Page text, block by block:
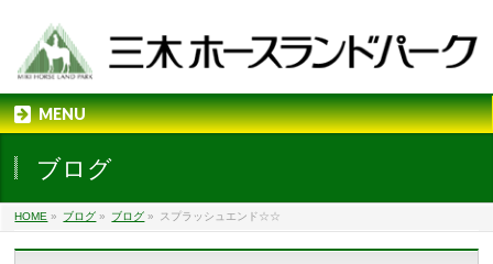
MENU
ブログ
HOME » ブログ » ブログ » スプラッシュエンド☆☆